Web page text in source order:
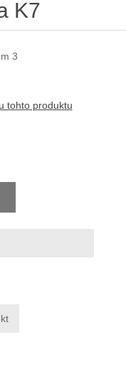
K7
3
tohto produktu